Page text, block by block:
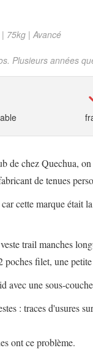
75kg | Avancé
Plusieurs années
de chez Quechua,
de tenues
cette marque était
trail manches
poches filet, une
avec une sous-
: traces d'usures
ont ce problème.